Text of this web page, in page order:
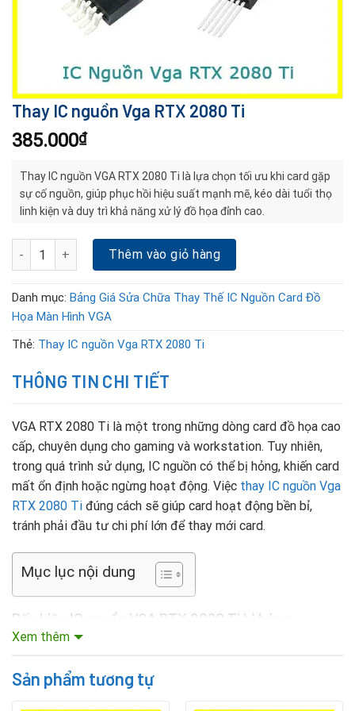
Thay IC nguồn Vga RTX 2080 Ti
385.000₫
Thay IC nguồn VGA RTX 2080 Ti là lựa chọn tối ưu khi card gặp
sự cố nguồn, giúp phục hồi hiệu suất mạnh mẽ, kéo dài tuổi thọ
linh kiện và duy trì khả năng xử lý đồ họa đỉnh cao.
Thay IC nguồn Vga RTX 2080 Ti số lượng
Thêm vào giỏ hàng
Danh mục: Bảng Giá Sửa Chữa Thay Thế IC Nguồn Card Đồ
Họa Màn Hình VGA
Thẻ: Thay IC nguồn Vga RTX 2080 Ti
THÔNG TIN CHI TIẾT
VGA RTX 2080 Ti là một trong những dòng card đồ họa cao
cấp, chuyên dụng cho gaming và workstation. Tuy nhiên,
trong quá trình sử dụng, IC nguồn có thể bị hỏng, khiến card
mất ổn định hoặc ngừng hoạt động. Việc thay IC nguồn Vga
RTX 2080 Ti đúng cách sẽ giúp card hoạt động bền bỉ,
tránh phải đầu tư chi phí lớn để thay mới card.
Mục lục nội dung
Dấu hiệu IC nguồn VGA RTX 2080 Ti bị hỏng
Máy tính không nhận card màn hình hoặc khởi động
Xem thêm
Sản phẩm tương tự